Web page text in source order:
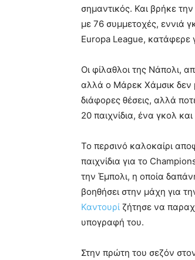
σημαντικός. Και βρήκε
με 76 συμμετοχές, εννιά
Europa League, κατάφερε
Οι φίλαθλοι της Νάπολι,
αλλά ο Μάρεκ Χάμσικ δεν
διάφορες θέσεις, αλλά
20 παιχνίδια, ένα γκολ
Το περσινό καλοκαίρι
παιχνίδια για το
την Έμπολι, η οποία
βοηθήσει στην μάχη για
Καντουρί ζήτησε να
υπογραφή του.
Στην πρώτη του σεζόν